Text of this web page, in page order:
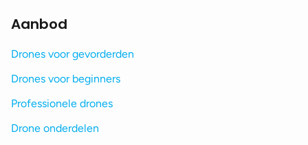
Aanbod
Drones voor gevorderden
Drones voor beginners
Professionele drones
Drone onderdelen